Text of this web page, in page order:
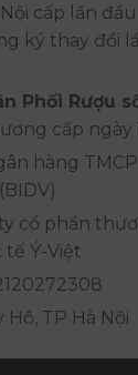
cấp lần
ký thay đổi
Phối Rượu
cấp ngày
hàng
cổ phần
Ý-Việt
Hồ, TP Hà Nội